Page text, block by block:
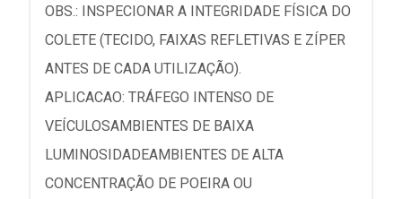
OBS.: INSPECIONAR A INTEGRIDADE FÍSICA DO
COLETE (TECIDO, FAIXAS REFLETIVAS E ZÍPER
ANTES DE CADA UTILIZAÇÃO).
APLICACAO: TRÁFEGO INTENSO DE
VEÍCULOSAMBIENTES DE BAIXA
LUMINOSIDADEAMBIENTES DE ALTA
CONCENTRAÇÃO DE POEIRA OU